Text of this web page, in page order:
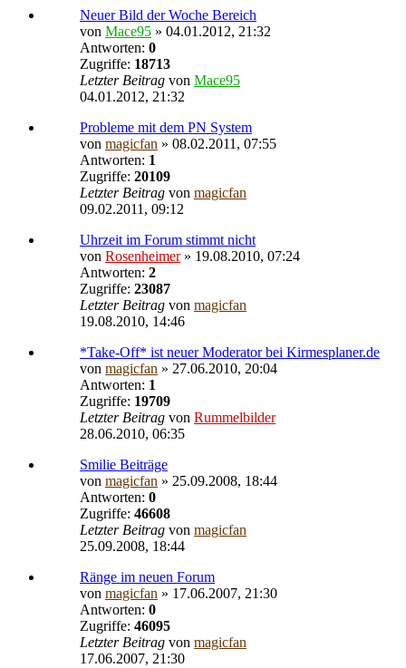
Neuer Bild der Woche Bereich
von Mace95 » 04.01.2012, 21:32
Antworten: 0
Zugriffe: 18713
Letzter Beitrag von Mace95
04.01.2012, 21:32
Probleme mit dem PN System
von magicfan » 08.02.2011, 07:55
Antworten: 1
Zugriffe: 20109
Letzter Beitrag von magicfan
09.02.2011, 09:12
Uhrzeit im Forum stimmt nicht
von Rosenheimer» 19.08.2010, 07:24
Antworten: 2
Zugriffe: 23087
Letzter Beitrag von magicfan
19.08.2010, 14:46
*Take-Off* ist neuer Moderator bei Kirmesplaner.de
von magicfan » 27.06.2010, 20:04
Antworten: 1
Zugriffe: 19709
Letzter Beitrag von Rummelbilder
28.06.2010, 06:35
Smilie Beiträge
von magicfan » 25.09.2008, 18:44
Antworten: 0
Zugriffe: 46608
Letzter Beitrag von magicfan
25.09.2008, 18:44
Ränge im neuen Forum
von magicfan » 17.06.2007, 21:30
Antworten: 0
Zugriffe: 46095
Letzter Beitrag von magicfan
17.06.2007, 21:30